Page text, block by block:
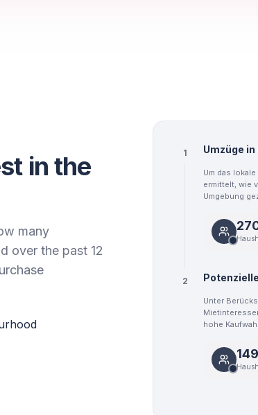
in the
many
over the past 12
1 Umzüge
Um das
ermittelt, wie
Umgebung
2
Unter
hohe
149